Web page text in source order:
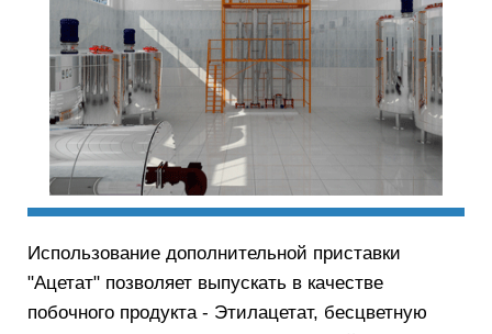
Использование дополнительной приставки
"Ацетат" позволяет выпускать в качестве
побочного продукта - Этилацетат, бесцветную